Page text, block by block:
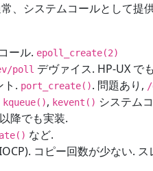
、システムコールとして提
ール. epoll_create(2)
poll デヴァイス. HP-UX で
ト. port_create(). 問題あり,
kqueue(), kevent() システム
降でも実装.
など.
コピー回数が少ない. ス